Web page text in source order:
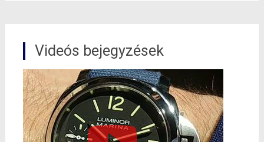
Videós bejegyzések